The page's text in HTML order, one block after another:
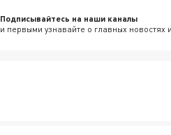
Подписывайтесь на наши каналы
и первыми узнавайте о главных